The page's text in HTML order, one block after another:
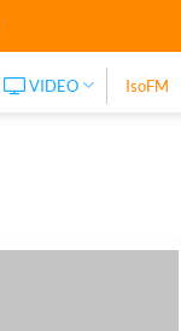
VIDEO IsoFM